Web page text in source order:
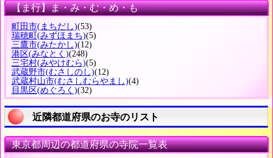
【ま行】ま・み・む・め・も
町田市(まちだし)(53)
瑞穂町 (みずほまち)(5)
三鷹市(みたかし)(12)
港区(みなとく)(248)
三宅村(みやけむら)(5)
武蔵野市(むさしのし)(12)
武蔵村山市(むさしむらやまし)(4)
目黒区(めぐろく)(32)
近隣都道府県のお寺のリスト
東京都周辺の都道府県の寺院一覧表